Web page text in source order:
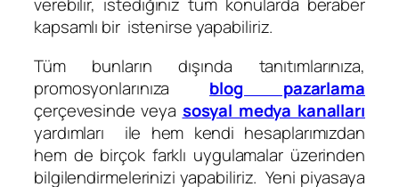
kapsamlı bir istenirse yapabiliriz.
Tüm bunların dışında tanıtımlarınıza,
promosyonlarınıza blog pazarlama
çerçevesinde veya sosyal medya kanalları
yardımları ile hem kendi hesaplarımızdan
hem de birçok farklı uygulamalar üzerinden
bilgilendirmelerinizi yapabiliriz. Yeni piyasaya